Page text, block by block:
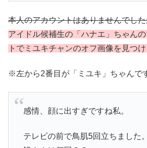
本人のアカウントはありませんでし
アイドル候補生の「ハナエ」ちゃん
トでミユキチャンのオフ画像を見つ
※左から2番目が「ミユキ」ちゃんで
感情、顔に出すぎですね私。
テレビの前で鳥肌5回立ちました。